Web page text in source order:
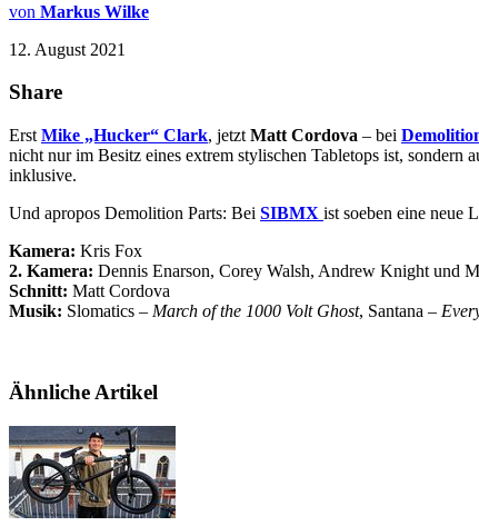
von Markus Wilke
12. August 2021
Share
Erst Mike „Hucker“ Clark, jetzt Matt Cordova – bei
nicht nur im Besitz eines extrem stylischen Tabletops ist, sondern
inklusive.
Und apropos Demolition Parts: Bei SIBMX ist soeben eine neue
Kamera: Kris Fox
2. Kamera: Dennis Enarson, Corey Walsh, Andrew Knight und
Schnitt: Matt Cordova
Musik: Slomatics – March of the 1000 Volt Ghost, Santana –
Ähnliche Artikel